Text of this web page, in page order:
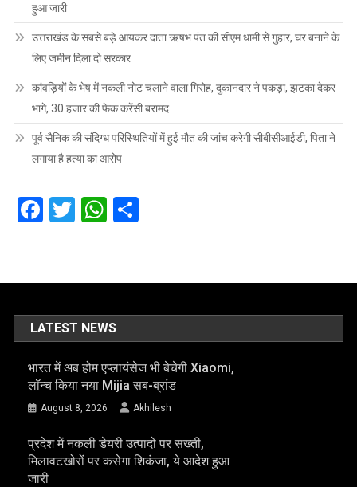
हुआ जारी
उत्तराखंड के सबसे बड़े आयकर दाता ऋषभ पंत की सीएम धामी से गुहार, घर बनाने के
लिए जमीन दिला दो सरकार
कांवड़ियों के भेष में नकली नोट चलाने वाला गिरोह, दुकानदार ने पकड़ा, झटका देकर
भागे, 30 हजार की फेक करेंसी बरामद
पूर्व सैनिक की संदिग्ध परिस्थितियों में हुई मौत की जांच करेगी सीबीसीआईडी, पिता ने
लगाया है हत्या का आरोप
Facebook
TwitterWhatsApp
Share
LATEST NEWS
भारत में अब होम एप्लायंसेज भी बेचेगी Xiaomi,
लॉन्च किया नया Mijia सब-ब्रांड
August 8, 2026 Akhilesh
प्रदेश में नकली डेयरी उत्पादों पर सख्ती,
मिलावटखोरों पर कसेगा शिकंजा, ये आदेश हुआ
जारी